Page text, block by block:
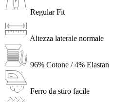
Regular Fit
Altezza laterale normale
96% Cotone / 4% Elastan
Ferro da stiro facile